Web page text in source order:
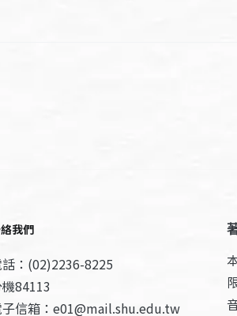
我們
：(02)2236-8225
84113
子信箱：e01@mail.shu.edu.tw